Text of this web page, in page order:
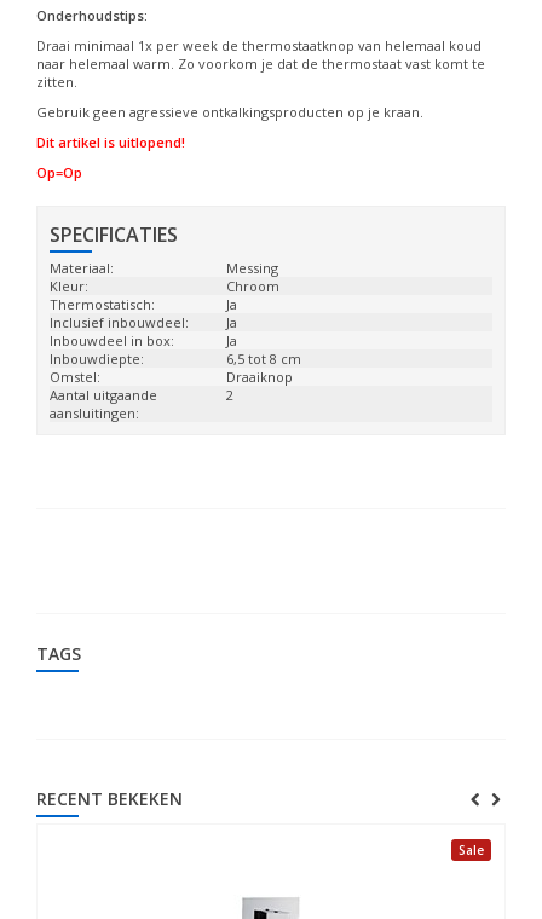
Onderhoudstips:
Draai minimaal 1x per week de thermostaatknop van helemaal koud
naar helemaal warm. Zo voorkom je dat de thermostaat vast komt te
zitten.
Gebruik geen agressieve ontkalkingsproducten op je kraan.
Dit artikel is uitlopend!
Op=Op
SPECIFICATIES
Materiaal:
Messing
Kleur:
Chroom
Thermostatisch:
Ja
Inclusief inbouwdeel:
Ja
Inbouwdeel in box:
Ja
Inbouwdiepte:
6,5 tot 8 cm
Omstel:
Draaiknop
Aantal uitgaande
aansluitingen:
2
TAGS
RECENT BEKEKEN
Sale